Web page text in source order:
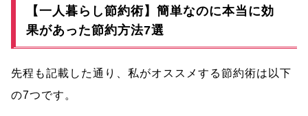
【一人暮らし節約術】簡単なのに本当に効
果があった節約方法7選
先程も記載した通り、私がオススメする節約術は以下
の7つです。